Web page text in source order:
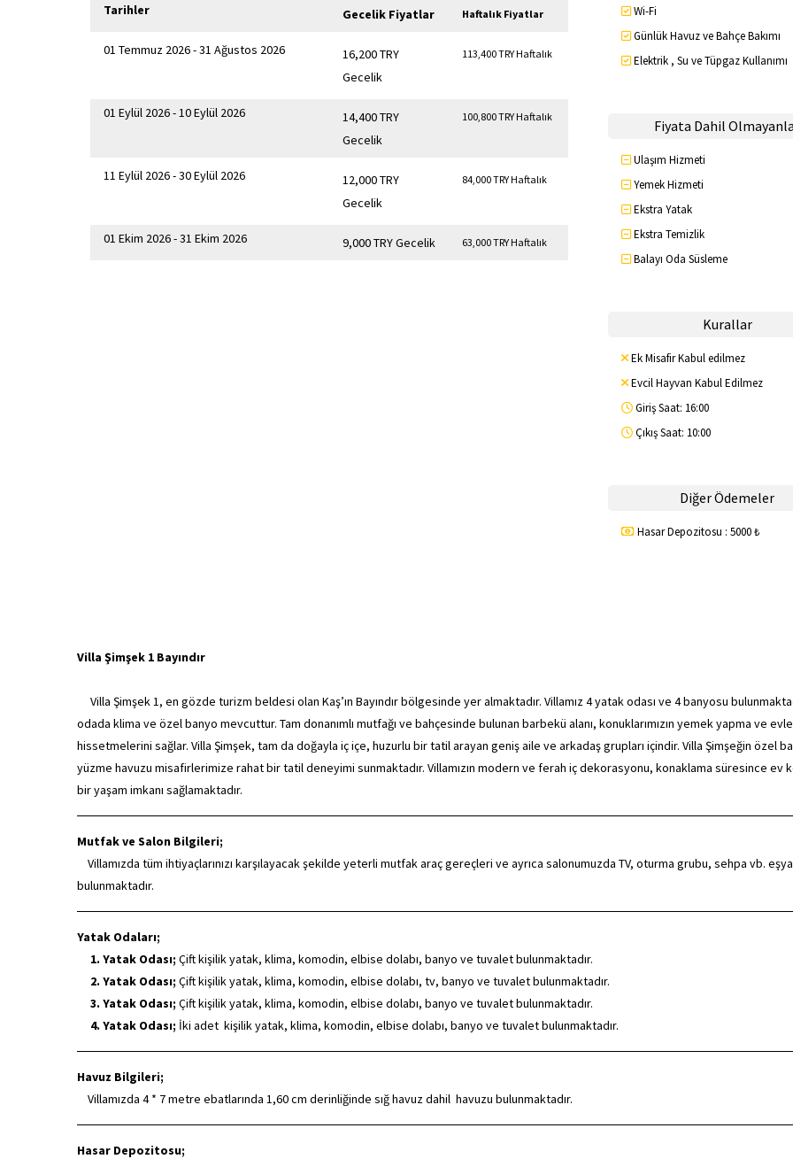
Tarihler Gecelik Fiyatlar Haftalık Fiyatlar
01 Temmuz 2026 - 31 Ağustos 2026
16,200 TRY
Gecelik
113,400 TRY Haftalık
01 Eylül 2026 - 10 Eylül 2026
14,400 TRY
Gecelik
100,800 TRY Haftalık
11 Eylül 2026 - 30 Eylül 2026
12,000 TRY
Gecelik
84,000 TRY Haftalık
01 Ekim 2026 - 31 Ekim 2026 9,000 TRY Gecelik 63,000 TRY Haftalık
Wi-Fi
Günlük Havuz ve Bahçe Bakımı
Elektrik , Su ve Tüpgaz Kullanımı
Fiyata Dahil
Ulaşım Hizmeti
Yemek Hizmeti
Ekstra Yatak
Ekstra Temizlik
Balayı Oda Süsleme
Kurallar
Ek Misafir Kabul edilmez
Evcil Hayvan Kabul Edilmez
Giriş Saat: 16:00
Çıkış Saat: 10:00
Diğer Ödemeler
Hasar Depozitosu : 5000 ₺
Villa Şimşek 1 Bayındır
Villa Şimşek 1, en gözde turizm beldesi olan Kaş’ın Bayındır bölgesinde yer almaktadır. Villamız 4 yatak odası ve 4 banyosu
odada klima ve özel banyo mevcuttur. Tam donanımlı mutfağı ve bahçesinde bulunan barbekü alanı, konuklarımızın yemek yapma ve
hissetmelerini sağlar. Villa Şimşek, tam da doğayla iç içe, huzurlu bir tatil arayan geniş aile ve arkadaş grupları içindir. Villa Şimşeğin özel
yüzme havuzu misafirlerimize rahat bir tatil deneyimi sunmaktadır. Villamızın modern ve ferah iç dekorasyonu, konaklama süresince ev
bir yaşam imkanı sağlamaktadır.
Mutfak ve Salon Bilgileri;
Villamızda tüm ihtiyaçlarınızı karşılayacak şekilde yeterli mutfak araç gereçleri ve ayrıca salonumuzda TV, oturma grubu, sehpa vb.
bulunmaktadır.
Yatak Odaları;
1. Yatak Odası; Çift kişilik yatak, klima, komodin, elbise dolabı, banyo ve tuvalet bulunmaktadır.
2. Yatak Odası; Çift kişilik yatak, klima, komodin, elbise dolabı, tv, banyo ve tuvalet bulunmaktadır.
3. Yatak Odası; Çift kişilik yatak, klima, komodin, elbise dolabı, banyo ve tuvalet bulunmaktadır.
4. Yatak Odası; İki adet kişilik yatak, klima, komodin, elbise dolabı, banyo ve tuvalet bulunmaktadır.
Havuz Bilgileri;
Villamızda 4 * 7 metre ebatlarında 1,60 cm derinliğinde sığ havuz dahil havuzu bulunmaktadır.
Hasar Depozitosu;